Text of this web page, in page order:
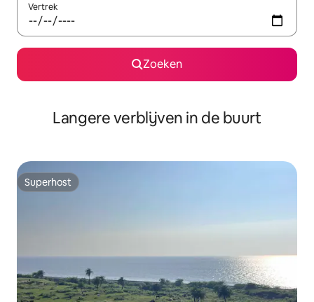
Vertrek
Zoeken
Langere verblijven in de buurt
Superhost
Superhost